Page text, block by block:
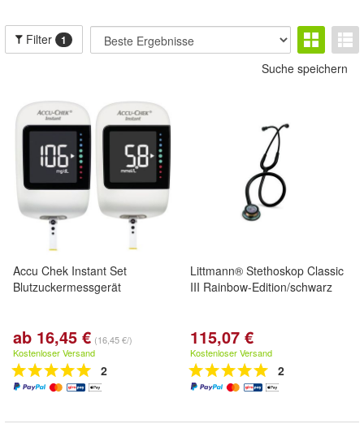
Filter 1
Suche speichern
Accu Chek Instant Set
Blutzuckermessgerät
ab 16,45 € (16,45 €/)
Kostenloser Versand
2
Littmann® Stethoskop Classic
III Rainbow-Edition/schwarz
115,07 €
Kostenloser Versand
2